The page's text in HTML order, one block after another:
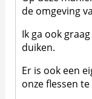
de omgeving
Ik ga ook
duiken.
Er is ook een
onze flessen